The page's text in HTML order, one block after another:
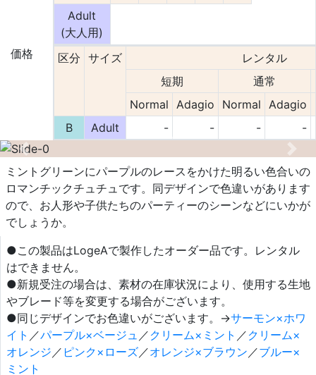
Adult
(大人用)
価格
区分 サイズ
レンタル
短期
通常
Normal Adagio Normal Adagio
B
Adult - - - -
Previous
Next
ミントグリーンにパープルのレースをかけた明るい色合いの
ロマンチックチュチュです。同デザインで色違いがあります
ので、お人形や子供たちのパーティーのシーンなどにいかが
でしょうか。
●この製品はLogeAで製作したオーダー品です。レンタル
はできません。
●新規受注の場合は、素材の在庫状況により、使用する生地
やブレード等を変更する場合がございます。
●同じデザインでお色違いがございます。→サーモン×ホワ
イト ／パープル×ベージュ ／ クリーム×ミント ／ クリーム×
オレンジ ／ ピンク×ローズ／オレンジ×ブラウン ／ブルー×
ミント